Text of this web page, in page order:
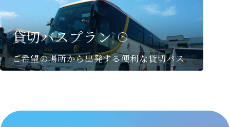
富士山・河口湖での観光をより楽しく
便利に
貸切バスプラン
ご希望の場所から出発する便利な貸切バス